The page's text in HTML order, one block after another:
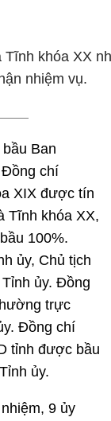
khóa XX
nhiệm vụ.
Ban
chí
XIX được tín
Tĩnh khóa XX,
100%.
ủy, Chủ tịch
ủy. Đồng
trực
Đồng chí
tỉnh được bầu
ủy.
9 ủy